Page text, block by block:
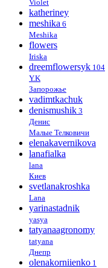
Violet
katheriney
meshika 6
Meshika
flowers
Iriska
dreemflowersyk 104
Y.K
Запорожье
vadimtkachuk
denismushik 3
Денис
Малые Телковичи
elenakavernikova
lanafialka
lana
Киев
svetlanakroshka
Lana
yarinastadnik
yasya
tatyanaagronomy
tatyana
Днепр
olenakorniienko 1